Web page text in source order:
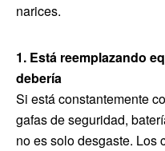
narices.
1. Está reemplazando
debería
Si está constantemente
gafas de seguridad,
no es solo desgaste. Los